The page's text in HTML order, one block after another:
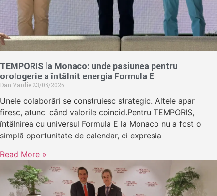
TEMPORIS la Monaco: unde pasiunea pentru
orologerie a întâlnit energia Formula E
Dan Vardie 23/05/2026
Unele colaborări se construiesc strategic. Altele apar
firesc, atunci când valorile coincid.Pentru TEMPORIS,
întâlnirea cu universul Formula E la Monaco nu a fost o
simplă oportunitate de calendar, ci expresia
Read More »